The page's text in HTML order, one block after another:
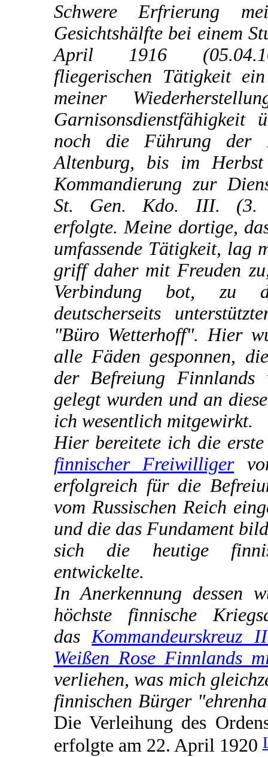
Schwere Erfrierung
Gesichtshälfte bei einem
April 1916
fliegerischen Tätigkeit
meiner
Garnisonsdienstfähigkeit
noch die Führung der
Altenburg, bis im
Kommandierung zur
St. Gen. Kdo. III. (3.
erfolgte. Meine dortige,
umfassende Tätigkeit, lag
griff daher mit Freuden
Verbindung bot, zu
deutscherseits
"Büro Wetterhoff". Hier
alle Fäden gesponnen,
der Befreiung Finnlands
gelegt wurden und an
ich wesentlich mitgewirkt.
Hier bereitete ich die
finnischer Freiwilliger
erfolgreich für die
vom Russischen Reich
und die das Fundament
sich die heutige
entwickelte.
In Anerkennung dessen
höchste finnische
das Kommandeurskreuz
Weißen Rose Finnlands
verliehen, was mich
finnischen Bürger
Die Verleihung des
erfolgte am 22. April 1920